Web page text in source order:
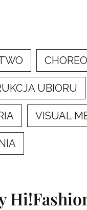
UBIORU
VISUAL